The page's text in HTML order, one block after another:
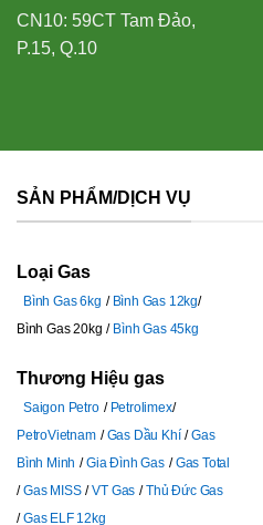
CN10: 59CT Tam Đảo,
P.15, Q.10
SẢN PHẨM/DỊCH VỤ
Loại Gas
Bình Gas 6kg
Bình Gas 12kg
Bình Gas 20kg
Bình Gas 45kg
Thương Hiệu gas
Saigon Petro
Petrolimex
PetroVietnam
Gas Dầu Khí
Gas
Bình Minh
Gia Đình Gas
Gas Total
Gas MISS
VT Gas
Thủ Đức Gas
Gas ELF 12kg